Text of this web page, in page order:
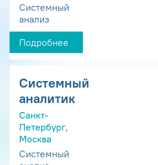
Системный
анализ
Подробнее
Системный
аналитик
Санкт-
Петербург,
Москва
Системный